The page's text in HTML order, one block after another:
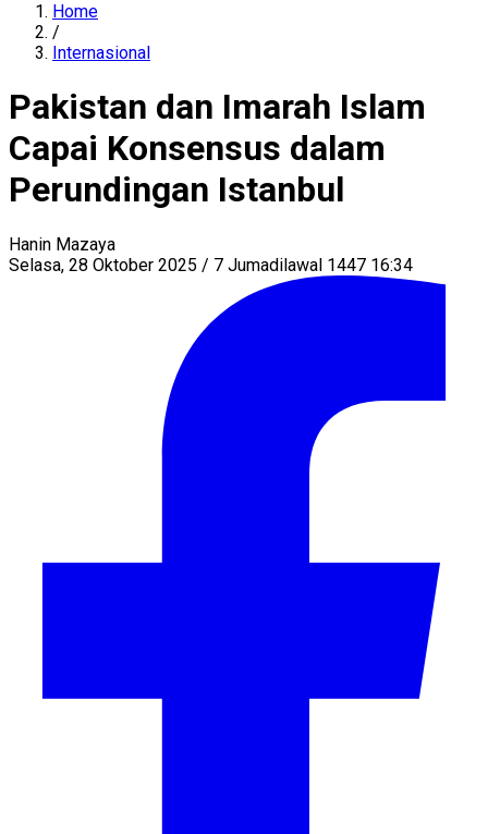
Home
/
Internasional
Pakistan dan Imarah Islam
Capai Konsensus dalam
Perundingan Istanbul
Hanin Mazaya
Selasa, 28 Oktober 2025 / 7 Jumadilawal 1447 16:34